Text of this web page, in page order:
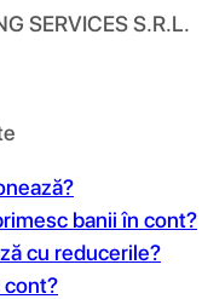
SERVICES S.R.L.
banii în cont?
cu reducerile?
cont?